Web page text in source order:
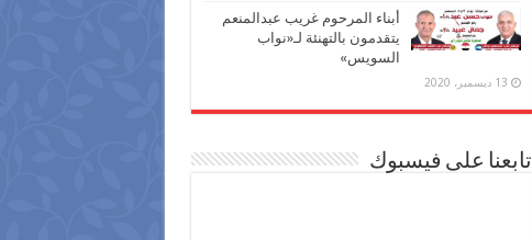
أبناء المرحوم غريب عبدالمنعم
يتقدمون بالتهنئة لـ«نواب
السويس»
13 ديسمبر، 2020
تابعنا على فيسبوك